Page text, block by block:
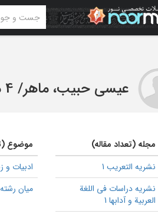
عیسی حبیب، ماهر/ 4 مقاله
مجله (تعداد مقاله)
نشریه التعریب 1
نشریه دراسات فی اللغة
العربیة و آدابها 1
موضوع
ادبیات و
میان رشته